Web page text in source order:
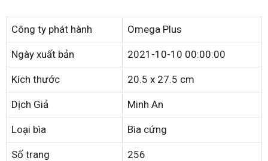
Công ty phát hành Omega Plus
Ngày xuất bản 2021-10-10 00:00:00
Kích thước 20.5 x 27.5 cm
Dịch Giả Minh An
Loại bìa Bìa cứng
Số trang 256